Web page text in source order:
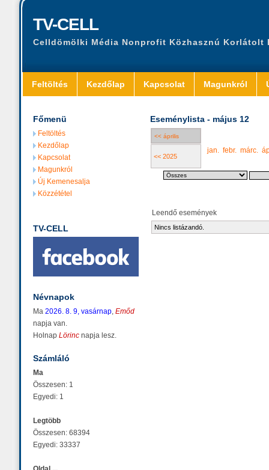
TV-CELL
Celldömölki Média Nonprofit Közhasznú Korlátolt
Feltöltés Kezdőlap Kapcsolat Magunkról
Főmenü
Feltöltés
Kezdőlap
Kapcsolat
Magunkról
Új Kemenesalja
Közzététel
TV-CELL
Névnapok
Ma 2026. 8. 9, vasárnap, Emőd
napja van.
Holnap Lörinc napja lesz.
Számláló
Ma
Összesen: 1
Egyedi: 1
Legtöbb
Összesen: 68394
Egyedi: 33337
Eseménylista - május 12
<< április
<< 2025
jan. febr. márc.
Leendő események
Nincs listázandó.